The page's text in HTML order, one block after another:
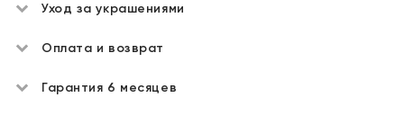
Уход за украшениями
Оплата и возврат
Гарантия 6 месяцев